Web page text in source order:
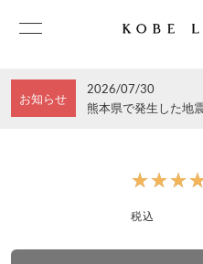
お知らせ
2026/07/30
熊本県で発生した地
税込